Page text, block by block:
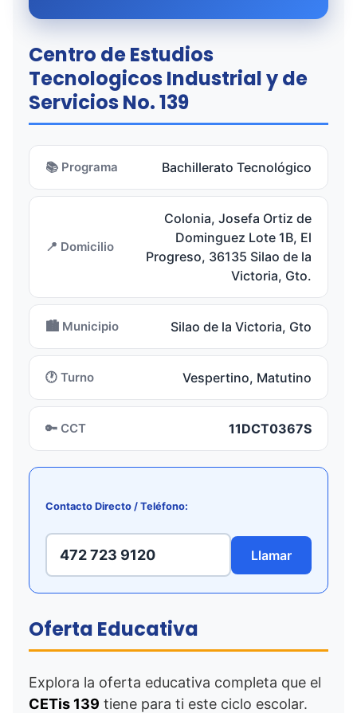
Centro de Estudios
Tecnologicos Industrial y de
Servicios No. 139
📚 Programa Bachillerato Tecnológico
📍 Domicilio
Colonia, Josefa Ortiz de
Dominguez Lote 1B, El
Progreso, 36135 Silao de la
Victoria, Gto.
🏙️ Municipio Silao de la Victoria, Gto
🕐 Turno Vespertino, Matutino
🔑 CCT 11DCT0367S
Contacto Directo / Teléfono:
472 723 9120 Llamar
Oferta Educativa
Explora la oferta educativa completa que el
CETis 139 tiene para ti este ciclo escolar.